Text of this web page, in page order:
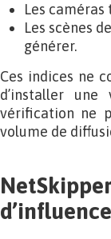
Les
Les scènes
générer.
Ces indices ne
d’installer
vérification ne
volume de
d’influence